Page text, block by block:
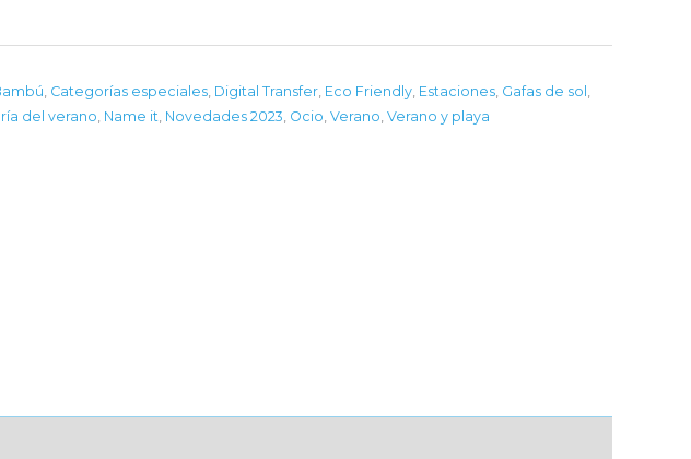
Categorías especiales Digital Transfer Eco Friendly Estaciones Gafas de sol
del verano Name it Novedades 2023 Ocio Verano Verano y playa